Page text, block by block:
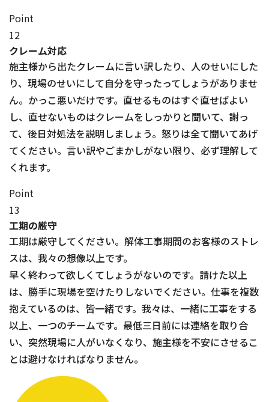
Point
12
クレーム対応
施主様から出たクレームに言い訳したり、人のせいにした
り、現場のせいにして自分を守ったってしょうがありませ
ん。かっこ悪いだけです。直せるものはすぐ直せばよい
し、直せないものはクレームをしっかりと聞いて、謝っ
て、後日対処法を説明しましょう。怒りは全て聞いてあげ
てください。言い訳やごまかしがない限り、必ず理解して
くれます。
Point
13
工期の厳守
工期は厳守してください。解体工事期間のお客様のストレ
スは、我々の想像以上です。
早く終わって欲しくてしょうがないのです。請けた以上
は、勝手に現場を空けたりしないでください。仕事を複数
抱えているのは、皆一緒です。我々は、一緒に工事をする
以上、一つのチームです。最低三日前には連絡を取り合
い、突然現場に人がいなくなり、施主様を不安にさせるこ
とは避けなければなりません。